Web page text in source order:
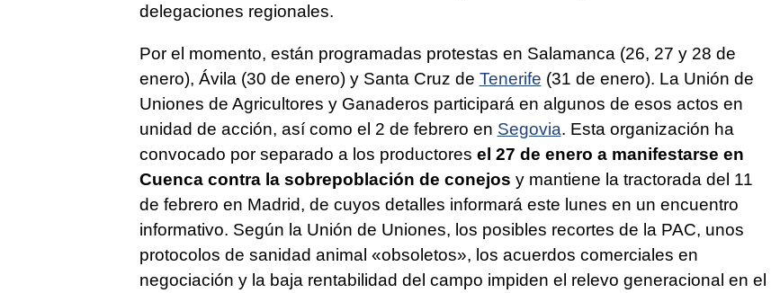
delegaciones regionales.
Por el momento, están programadas protestas en Salamanca (26, 27 y 28 de
enero), Ávila (30 de enero) y Santa Cruz de Tenerife (31 de enero). La Unión de
Uniones de Agricultores y Ganaderos participará en algunos de esos actos en
unidad de acción, así como el 2 de febrero en Segovia. Esta organización ha
convocado por separado a los productores el 27 de enero a manifestarse en
Cuenca contra la sobrepoblación de conejos y mantiene la tractorada del 11
de febrero en Madrid, de cuyos detalles informará este lunes en un encuentro
informativo. Según la Unión de Uniones, los posibles recortes de la PAC, unos
protocolos de sanidad animal «obsoletos», los acuerdos comerciales en
negociación y la baja rentabilidad del campo impiden el relevo generacional en el